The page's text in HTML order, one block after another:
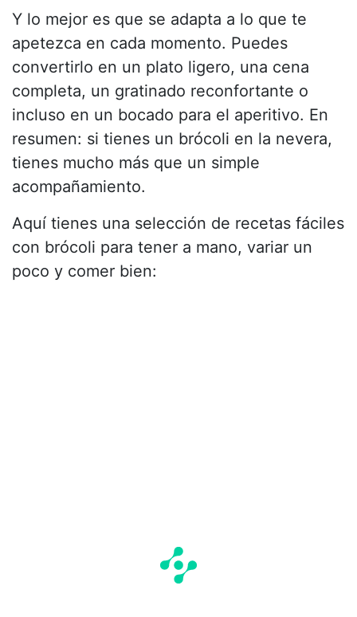
Y lo mejor es que se adapta a lo que te
apetezca en cada momento. Puedes
convertirlo en un plato ligero, una cena
completa, un gratinado reconfortante o
incluso en un bocado para el aperitivo. En
resumen: si tienes un brócoli en la nevera,
tienes mucho más que un simple
acompañamiento.
Aquí tienes una selección de recetas fáciles
con brócoli para tener a mano, variar un
poco y comer bien: